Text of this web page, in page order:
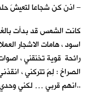
– اذن كن شجاعا لتعيشَ
كانت الشمس قد بدأت
اسود ، هامات الاشجار
رائحة قوية تخنقني ،
الصراخ : لِمَ تتركني ،
..انهم قربي … لكني